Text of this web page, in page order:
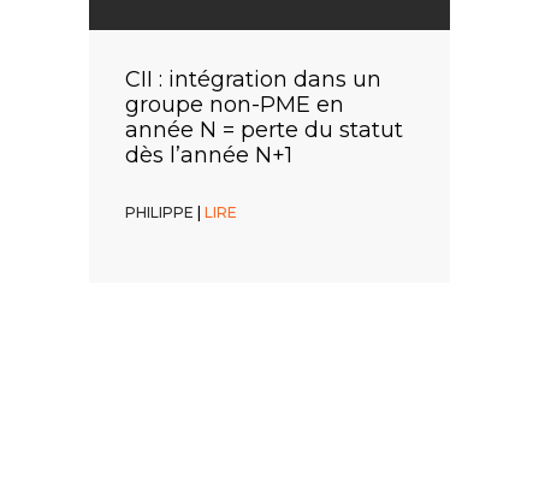
CIR : dotations d’un
prototype ? ce n’est pas
une cause d’exclusion
Remboursement
immédiat du CIR/CII : une
faculté, pas une obligation
CII : intégration dans un
groupe non-PME en
année N = perte du statut
dès l’année N+1
PHILIPPE LIRE